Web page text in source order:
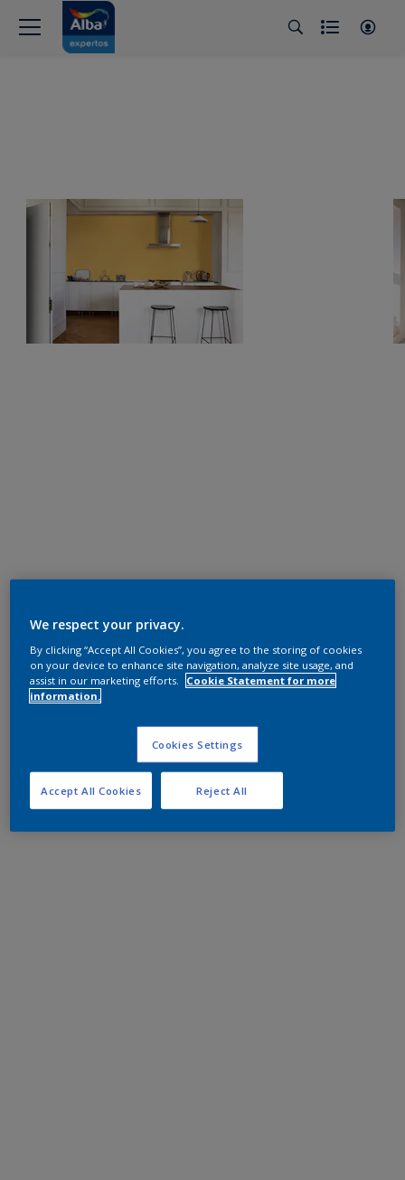
We respect your privacy.
By clicking “Accept All Cookies”, you agree to the storing of cookies
on your device to enhance site navigation, analyze site usage, and
assist in our marketing efforts.
Cookie Statement for more
information.
Cookies Settings
Reject All
Accept All Cookies